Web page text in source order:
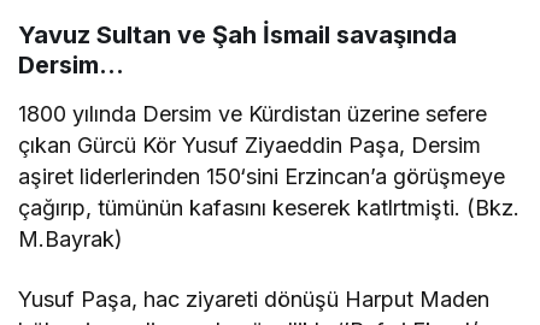
Yavuz Sultan ve Şah İsmail savaşında
Dersim…
1800 yılında Dersim ve Kürdistan üzerine sefere
çıkan Gürcü Kör Yusuf Ziyaeddin Paşa, Dersim
aşiret liderlerinden 150‘sini Erzincan’a görüşmeye
çağırıp, tümünün kafasını keserek katlrtmişti. (Bkz.
M.Bayrak)
Yusuf Paşa, hac ziyareti dönüşü Harput Maden